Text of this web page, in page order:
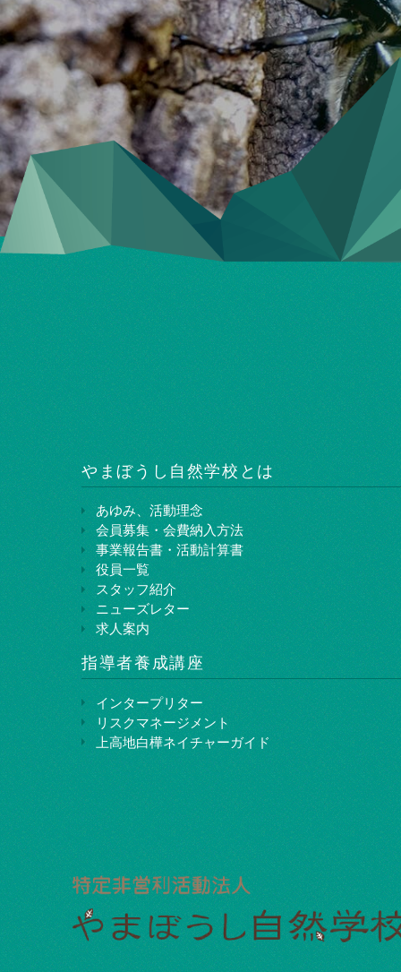
やまぼうし⾃然学校とは
あゆみ、活動理念
会員募集・会費納入方法
事業報告書・活動計算書
役員一覧
スタッフ紹介
ニューズレター
求人案内
指導者養成講座
インタープリター
リスクマネージメント
上⾼地⽩樺ネイチャーガイド